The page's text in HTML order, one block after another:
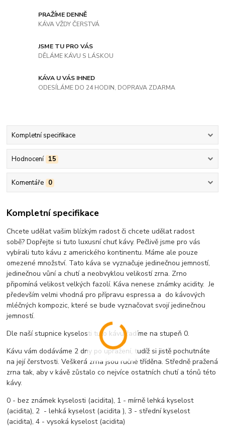
PRAŽÍME DENNĚ
KÁVA VŽDY ČERSTVÁ
JSME TU PRO VÁS
DĚLÁME KÁVU S LÁSKOU
KÁVA U VÁS IHNED
ODESÍLÁME DO 24 HODIN, DOPRAVA ZDARMA
Kompletní specifikace
Hodnocení 15
Komentáře 0
Kompletní specifikace
Chcete udělat vašim blízkým radost či chcete udělat radost
sobě? Dopřejte si tuto luxusní chuť kávy. Pečlivě jsme pro vás
vybírali tuto kávu z amerického kontinentu. Máme ale pouze
omezené množství. Tato káva se vyznačuje jedinečnou jemností,
jedinečnou vůní a chutí a neobvyklou velikostí zrna. Zrno
připomíná velikost velkých fazolí. Káva nenese známky acidity. Je
především velmi vhodná pro přípravu espressa a do kávových
mléčných kompozic, které se bude vyznačovat svojí jedinečnou
jemností.
Dle naší stupnice kyselosti tuto kávu řadíme na stupeň 0.
Kávu vám dodáváme 2 dny po upražení, tudíž si jistě pochutnáte
na její čerstvosti. Veškerá zrna jsou ručně tříděna. Středně pražená
zrna tak, aby v kávě zůstalo co nejvíce ostatních chutí a tónů této
kávy.
0 - bez známek kyselosti (acidita), 1 - mírně lehká kyselost
(acidita), 2 - lehká kyselost (acidita ), 3 - střední kyselost
(acidita), 4 - vysoká kyselost (acidita)